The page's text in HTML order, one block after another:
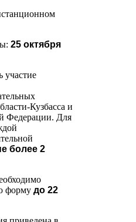
25 октября
участие
Кузбасса и
Федерации. Для
более 2
форму до 22